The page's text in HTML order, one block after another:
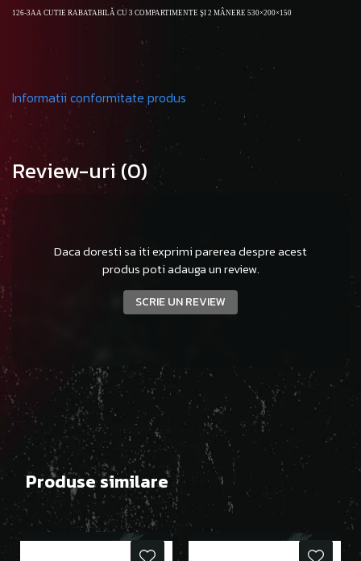
126-3AA CUTIE RABATABILĂ CU 3 COMPARTIMENTE ŞI 2 MÂNERE 530×200×150
Informatii conformitate produs
Review-uri(0)
Daca doresti sa iti exprimi parerea despre acest
produs poti adauga un review.
SCRIE UN REVIEW
Produse similare